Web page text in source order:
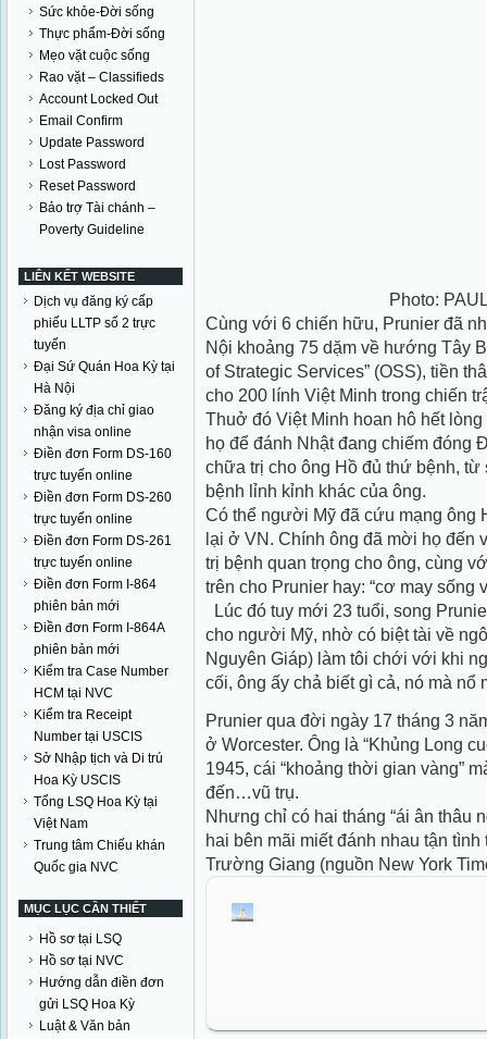
Sức khỏe-Đời sống
Thực phẩm-Đời sống
Mẹo vặt cuộc sống
Rao vặt – Classifieds
Account Locked Out
Email Confirm
Update Password
Lost Password
Reset Password
Bảo trợ Tài chánh –
Poverty Guideline
LIÊN KẾT WEBSITE
Dịch vụ đăng ký cấp
phiếu LLTP số 2 trực
tuyến
Đại Sứ Quán Hoa Kỳ tại
Hà Nội
Đăng ký địa chỉ giao
nhận visa online
Điền đơn Form DS-160
trực tuyến online
Điền đơn Form DS-260
trực tuyến online
Điền đơn Form DS-261
trực tuyến online
Điền đơn Form I-864
phiên bản mới
Điền đơn Form I-864A
phiên bản mới
Kiểm tra Case Number
HCM tại NVC
Kiểm tra Receipt
Number tại USCIS
Sở Nhập tịch và Di trú
Hoa Kỳ USCIS
Tổng LSQ Hoa Kỳ tại
Việt Nam
Trung tâm Chiếu khán
Quốc gia NVC
MỤC LỤC CẦN THIẾT
Hồ sơ tại LSQ
Hồ sơ tại NVC
Hướng dẫn điền đơn
gửi LSQ Hoa Kỳ
Luật & Văn bản
Photo:
Cùng với 6 chiến hữu, Prunier đã
Nội khoảng 75 dặm về hướng Tây
of Strategic Services” (OSS), tiền
cho 200 lính Việt Minh trong chiến
Thuở đó Việt Minh hoan hô hết
họ để đánh Nhật đang chiếm
chữa trị cho ông Hồ đủ thứ bệnh, từ
bệnh lỉnh kỉnh khác của ông.
Có thể người Mỹ đã cứu mạng ông
lại ở VN. Chính ông đã mời họ đến
trị bệnh quan trọng cho ông, cùng
trên cho Prunier hay: “cơ may sống
Lúc đó tuy mới 23 tuổi, song
cho người Mỹ, nhờ có biệt tài về
Nguyên Giáp) làm tôi chới với khi
cối, ông ấy chả biết gì cả, nó mà nổ
Prunier qua đời ngày 17 tháng 3
ở Worcester. Ông là “Khủng Long
1945, cái “khoảng thời gian vàng”
đến…vũ trụ.
Nhưng chỉ có hai tháng “ái ân thâu
hai bên mãi miết đánh nhau tận
Trường Giang (nguồn New York